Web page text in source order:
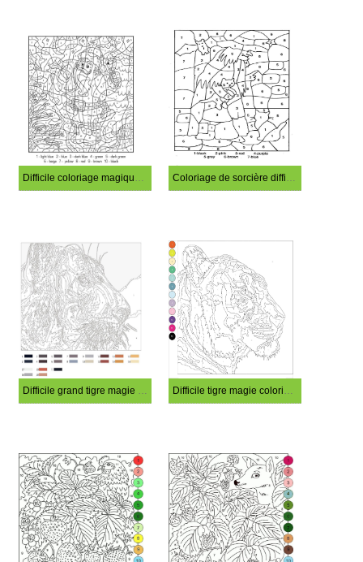
Difficile coloriage magique de Noël Coloriage de sorcière difficile
Difficile grand tigre magie coloriage Difficile tigre magie coloriage